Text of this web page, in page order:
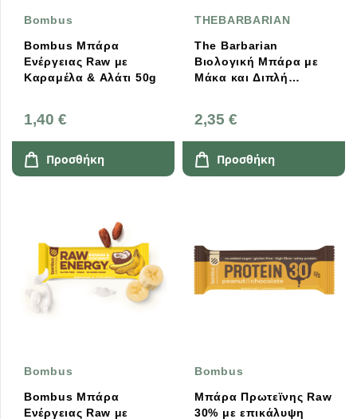
Bombus
Bombus Μπάρα
Ενέργειας Raw με
Καραμέλα & Αλάτι 50g
1,40 €
Προσθήκη
THEBARBARIAN
The Barbarian
Βιολογική Μπάρα με
Μάκα και Διπλή
2,35 €
Προσθήκη
Bombus
Bombus Μπάρα
Ενέργειας Raw με
Bombus
Μπάρα Πρωτεϊνης Raw
30% με επικάλυψη